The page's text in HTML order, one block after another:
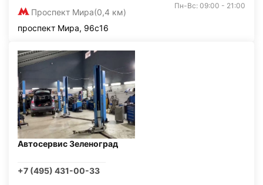
Проспект Мира(0,4 км)
Пн-Вс: 09:00 - 21:00
проспект Мира, 96с16
Автосервис Зеленоград
+7 (495) 431-00-33